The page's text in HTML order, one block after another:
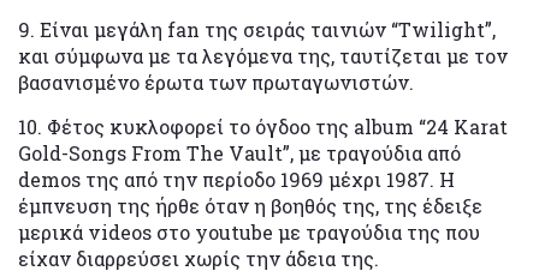
9. Είναι μεγάλη fan της σειράς ταινιών “Twilight”,
και σύμφωνα με τα λεγόμενα της, ταυτίζεται με τον
βασανισμένο έρωτα των πρωταγωνιστών.
10. Φέτος κυκλοφορεί το όγδοο της album “24 Karat
Gold-Songs From The Vault”, με τραγούδια από
demos της από την περίοδο 1969 μέχρι 1987. Η
έμπνευση της ήρθε όταν η βοηθός της, της έδειξε
μερικά videos στο youtube με τραγούδια της που
είχαν διαρρεύσει χωρίς την άδεια της.